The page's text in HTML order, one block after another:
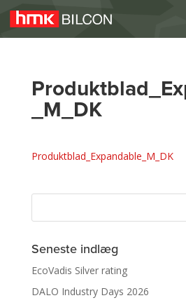
_M_DK
Produktblad_Expandable_M_DK
Seneste indlæg
EcoVadis Silver rating
DALO Industry Days 2026